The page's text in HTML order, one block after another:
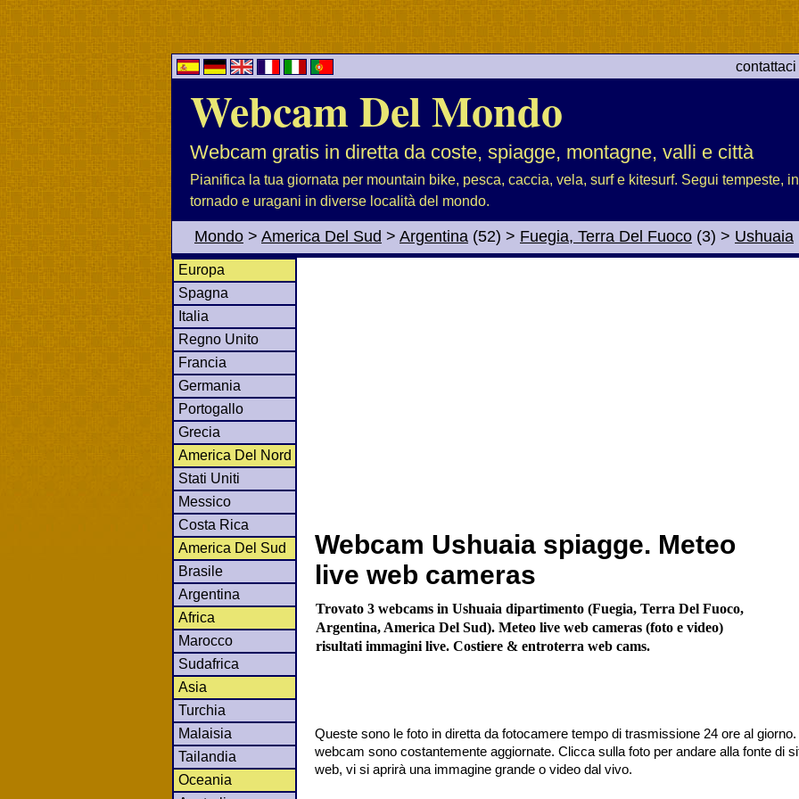
Webcam Del Mondo
Webcam gratis in diretta da coste, spiagge, montagne, valli e città
Pianifica la tua giornata per mountain bike, pesca, caccia, vela, surf e kitesurf. Segui tempeste,
tornado e uragani in diverse località del mondo.
Mondo > America Del Sud > Argentina (52) > Fuegia, Terra Del Fuoco (3) > Ushuaia
Europa
Spagna
Italia
Regno Unito
Francia
Germania
Portogallo
Grecia
America Del Nord
Stati Uniti
Messico
Costa Rica
America Del Sud
Brasile
Argentina
Africa
Marocco
Sudafrica
Asia
Turchia
Malaisia
Tailandia
Oceania
Webcam Ushuaia spiagge. Meteo
live web cameras
Trovato 3 webcams in Ushuaia dipartimento (Fuegia, Terra Del Fuoco,
Argentina, America Del Sud). Meteo live web cameras (foto e video)
risultati immagini live. Costiere & entroterra web cams.
Queste sono le foto in diretta da fotocamere tempo di trasmissione 24 ore al giorno.
webcam sono costantemente aggiornate. Clicca sulla foto per andare alla fonte di
web, vi si aprirà una immagine grande o video dal vivo.